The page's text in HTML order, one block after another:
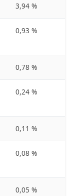
3,94 %
0,93 %
0,78 %
0,24 %
0,11 %
0,08 %
0,05 %